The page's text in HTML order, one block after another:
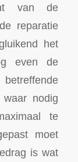
van de
reparatie
het
even de
nodig
te
moet
is wat